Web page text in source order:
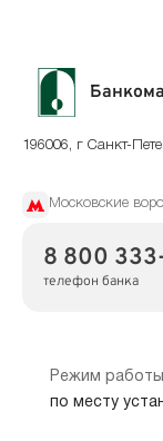
196006, г Санкт-
Московские
8 800
телефон банка
Режим работы
по месту